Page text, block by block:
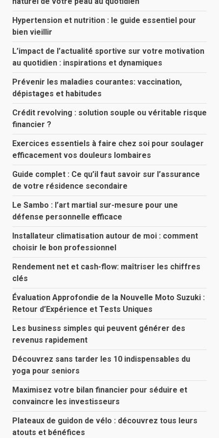
Hypertension et nutrition : le guide essentiel pour
bien vieillir
L’impact de l’actualité sportive sur votre motivation
au quotidien : inspirations et dynamiques
Prévenir les maladies courantes: vaccination,
dépistages et habitudes
Crédit revolving : solution souple ou véritable risque
financier ?
Exercices essentiels à faire chez soi pour soulager
efficacement vos douleurs lombaires
Guide complet : Ce qu’il faut savoir sur l’assurance
de votre résidence secondaire
Le Sambo : l’art martial sur-mesure pour une
défense personnelle efficace
Installateur climatisation autour de moi : comment
choisir le bon professionnel
Rendement net et cash-flow: maîtriser les chiffres
clés
Évaluation Approfondie de la Nouvelle Moto Suzuki :
Retour d’Expérience et Tests Uniques
Les business simples qui peuvent générer des
revenus rapidement
Découvrez sans tarder les 10 indispensables du
yoga pour seniors
Maximisez votre bilan financier pour séduire et
convaincre les investisseurs
Plateaux de guidon de vélo : découvrez tous leurs
atouts et bénéfices